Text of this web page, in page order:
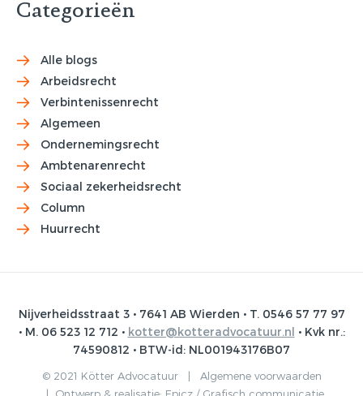
Categorieën
Alle blogs
Arbeidsrecht
Verbintenissenrecht
Algemeen
Ondernemingsrecht
Ambtenarenrecht
Sociaal zekerheidsrecht
Column
Huurrecht
Nijverheidsstraat 3 • 7641 AB Wierden • T. 0546 57 77 97
• M. 06 523 12 712 • kotter@kotteradvocatuur.nl • Kvk nr.:
74590812 • BTW-id: NL001943176B07
© 2021 Kötter Advocatuur | Algemene voorwaarden
| Ontwerp & realisatie: Epicz / Grafisch communicatie